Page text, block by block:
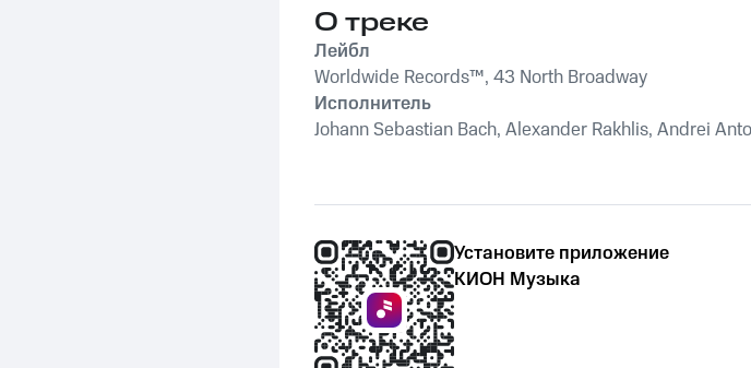
Франц Шуберт,Vivaldi
String Orchestra
Антонио Вивальди
О треке
Лейбл
Worldwide Records™, 43 North Broadway
Исполнитель
Johann Sebastian Bach, Alexander Rakhlis, Andrei
Установите приложение
КИОН Музыка